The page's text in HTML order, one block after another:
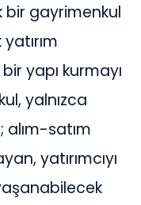
bir gayrimenkul
yapı kurmayı
yalnızca
satım
yatırımcıyı